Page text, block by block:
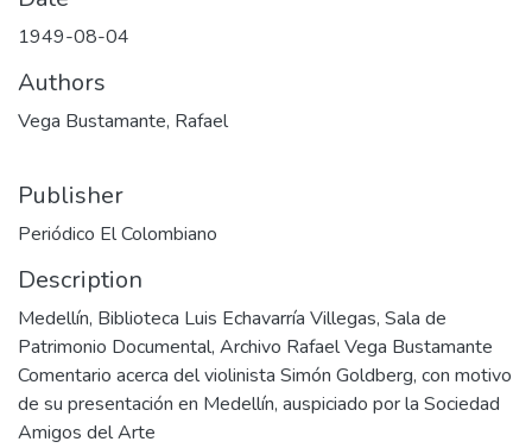
1949-08-04
Authors
Vega Bustamante, Rafael
Publisher
Periódico El Colombiano
Description
Medellín, Biblioteca Luis Echavarría Villegas, Sala de
Patrimonio Documental, Archivo Rafael Vega Bustamante
Comentario acerca del violinista Simón Goldberg, con motivo
de su presentación en Medellín, auspiciado por la Sociedad
Amigos del Arte